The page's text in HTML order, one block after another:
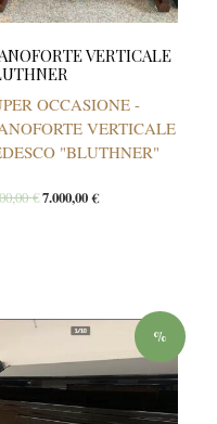
VERTICALE
OCCASIONE -
VERTICALE
"BLUTHNER"
€7.000,00€
%